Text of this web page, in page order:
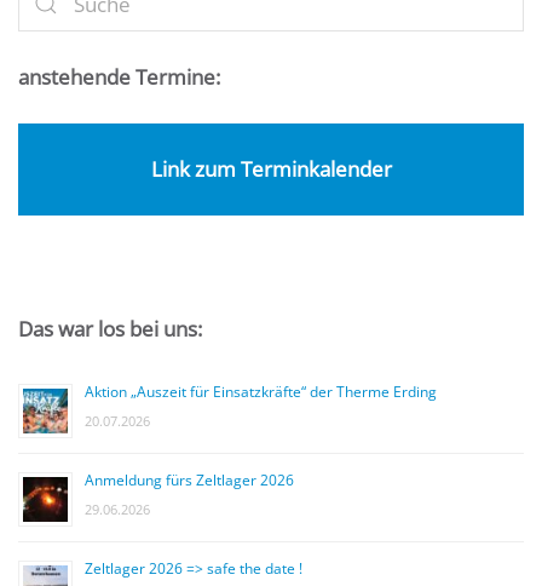
anstehende Termine:
Link zum Terminkalender
Das war los bei uns:
Aktion „Auszeit für Einsatzkräfte“ der Therme Erding
20.07.2026
Anmeldung fürs Zeltlager 2026
29.06.2026
Zeltlager 2026 => safe the date !